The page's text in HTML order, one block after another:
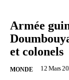
Armée
et colonels
MONDE 12 Mars